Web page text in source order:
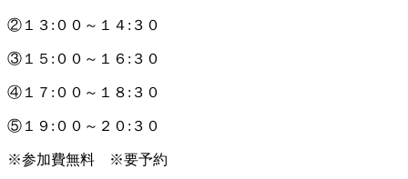
②１３:００～１４:３０
③１５:００～１６:３０
④１７:００～１８:３０
⑤１９:００～２０:３０
※参加費無料 ※要予約